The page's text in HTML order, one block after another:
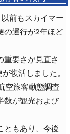
前もスカイマー
の運行が2年ほど
重要さが見直さ
復活しました。
空旅客動態調査
数が観光および
ともあり、今後